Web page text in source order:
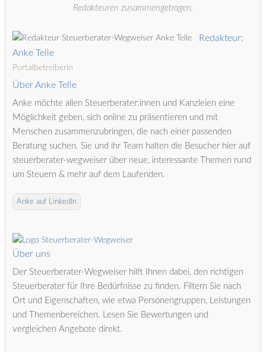
Redakteuren zusammengetragen.
Redakteur:
Anke Telle
Portalbetreiberin
Über Anke Telle
Anke möchte allen Steuerberater:innen und Kanzleien eine
Möglichkeit geben, sich online zu präsentieren und mit
Menschen zusammenzubringen, die nach einer passenden
Beratung suchen. Sie und ihr Team halten die Besucher hier auf
steuerberater-wegweiser über neue, interessante Themen rund
um Steuern & mehr auf dem Laufenden.
Anke auf LinkedIn
Über uns
Der Steuerberater-Wegweiser hilft Ihnen dabei, den richtigen
Steuerberater für Ihre Bedürfnisse zu finden. Filtern Sie nach
Ort und Eigenschaften, wie etwa Personengruppen, Leistungen
und Themenbereichen. Lesen Sie Bewertungen und
vergleichen Angebote direkt.